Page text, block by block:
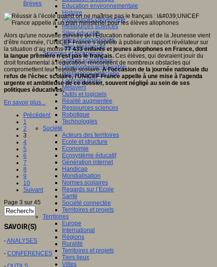
Education environnementale
Histoire
Ressources citoyenneté
Ressources sciences
Sites éducatifs
Sites pédagogiques
Sites ressources
Sciences et techniques
Culture scientifique
Développement durable
Intelligence artificielle
Logiciels libres
Métavers
Outils et logiciels
Réalité augmentée
Ressources sciences
Robotique
Technologies
Société
Acteurs des territoires
Ecole et structure
Economie
Ecosystème éducatif
Génération internet
Handicap
Mondialisation
Normes scolaires
Regards sur l’Ecole
Santé
Société connectée
Territoires et projets
Territoires
Europe
International
Régions
Ruralité
Territoires et projets
Tiers lieux
Villes
Brèves
Alors qu'une nouvelle ministre de l'Éducation nationale et de la Jeunesse vient
d’être nommée, l’UNICEF France s’apprête à publier un rapport révélateur sur
la situation d’au moins77 433 enfants et jeunes allophones en France, dont
la langue première n'est pas le français. Ces élèves, qui devraient jouir du
droit fondamental à l'éducation, rencontrent de nombreux obstacles qui
compromettent leur réussite scolaire.À l’occasion de la journée nationale du
refus de l’échec scolaire, l’UNICEF France appelle à une mise à l’agenda
urgente et ambitieuse de ce dossier, souvent négligé au sein de ses
politiques éducatives.
En savoir plus...
Précédent
1
2
3
4
5
6
7
8
9
10
Suivant
Page 3 sur 45
SAVOIR(S)
-ANALYSES
- CONFERENCES